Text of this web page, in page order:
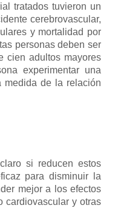
tratados tuvieron un
cerebrovascular,
y mortalidad por
personas deben ser
cien adultos mayores
experimentar una
medida de la relación
si reducen estos
para disminuir la
mejor a los efectos
cardiovascular y otras